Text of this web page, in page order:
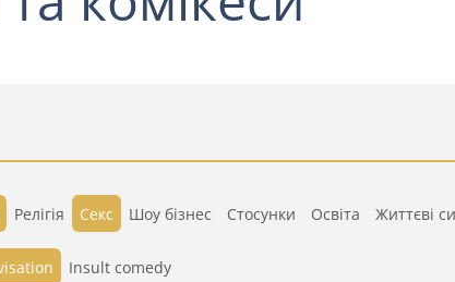
Релігія Секс Шоу бізнес Стосунки Освіта Життєві
Insult comedy